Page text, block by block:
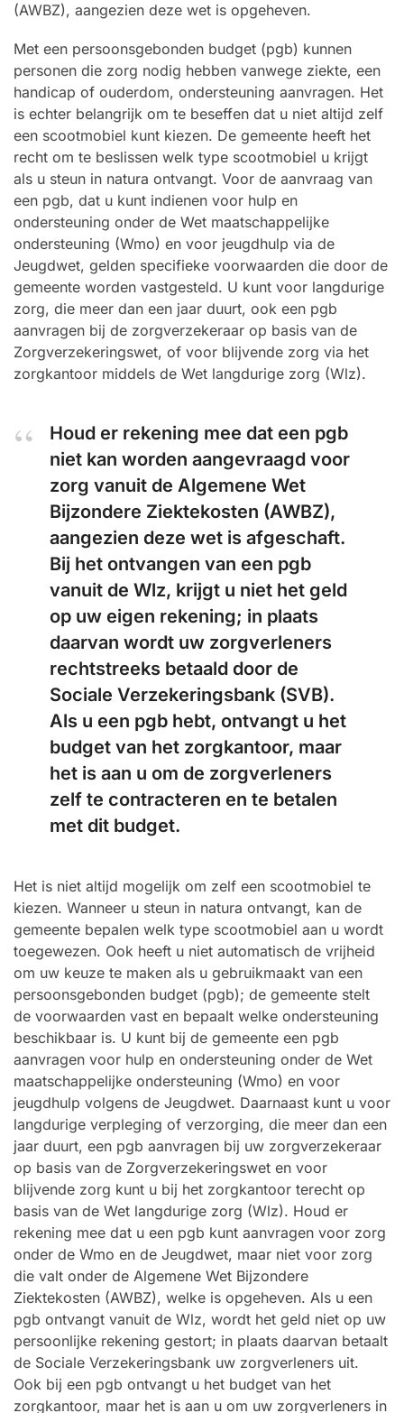
(AWBZ), aangezien deze wet is opgeheven.
Met een persoonsgebonden budget (pgb) kunnen
personen die zorg nodig hebben vanwege ziekte, een
handicap of ouderdom, ondersteuning aanvragen. Het
is echter belangrijk om te beseffen dat u niet altijd zelf
een scootmobiel kunt kiezen. De gemeente heeft het
recht om te beslissen welk type scootmobiel u krijgt
als u steun in natura ontvangt. Voor de aanvraag van
een pgb, dat u kunt indienen voor hulp en
ondersteuning onder de Wet maatschappelijke
ondersteuning (Wmo) en voor jeugdhulp via de
Jeugdwet, gelden specifieke voorwaarden die door de
gemeente worden vastgesteld. U kunt voor langdurige
zorg, die meer dan een jaar duurt, ook een pgb
aanvragen bij de zorgverzekeraar op basis van de
Zorgverzekeringswet, of voor blijvende zorg via het
zorgkantoor middels de Wet langdurige zorg (Wlz).
Houd er rekening mee dat een pgb
niet kan worden aangevraagd voor
zorg vanuit de Algemene Wet
Bijzondere Ziektekosten (AWBZ),
aangezien deze wet is afgeschaft.
Bij het ontvangen van een pgb
vanuit de Wlz, krijgt u niet het geld
op uw eigen rekening; in plaats
daarvan wordt uw zorgverleners
rechtstreeks betaald door de
Sociale Verzekeringsbank (SVB).
Als u een pgb hebt, ontvangt u het
budget van het zorgkantoor, maar
het is aan u om de zorgverleners
zelf te contracteren en te betalen
met dit budget.
Het is niet altijd mogelijk om zelf een scootmobiel te
kiezen. Wanneer u steun in natura ontvangt, kan de
gemeente bepalen welk type scootmobiel aan u wordt
toegewezen. Ook heeft u niet automatisch de vrijheid
om uw keuze te maken als u gebruikmaakt van een
persoonsgebonden budget (pgb); de gemeente stelt
de voorwaarden vast en bepaalt welke ondersteuning
beschikbaar is. U kunt bij de gemeente een pgb
aanvragen voor hulp en ondersteuning onder de Wet
maatschappelijke ondersteuning (Wmo) en voor
jeugdhulp volgens de Jeugdwet. Daarnaast kunt u voor
langdurige verpleging of verzorging, die meer dan een
jaar duurt, een pgb aanvragen bij uw zorgverzekeraar
op basis van de Zorgverzekeringswet en voor
blijvende zorg kunt u bij het zorgkantoor terecht op
basis van de Wet langdurige zorg (Wlz). Houd er
rekening mee dat u een pgb kunt aanvragen voor zorg
onder de Wmo en de Jeugdwet, maar niet voor zorg
die valt onder de Algemene Wet Bijzondere
Ziektekosten (AWBZ), welke is opgeheven. Als u een
pgb ontvangt vanuit de Wlz, wordt het geld niet op uw
persoonlijke rekening gestort; in plaats daarvan betaalt
de Sociale Verzekeringsbank uw zorgverleners uit.
Ook bij een pgb ontvangt u het budget van het
zorgkantoor, maar het is aan u om uw zorgverleners in